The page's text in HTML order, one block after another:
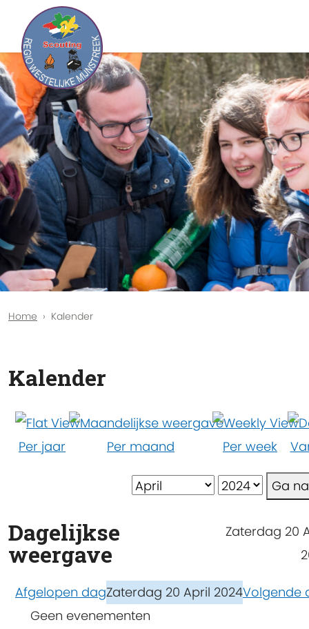
Home Kalender
Kalender
Per jaar Per maand Per week
Ga
Dagelijkse
weergave
Zaterdag 20
Afgelopen dagZaterdag 20 April 2024Volgende
Geen evenementen